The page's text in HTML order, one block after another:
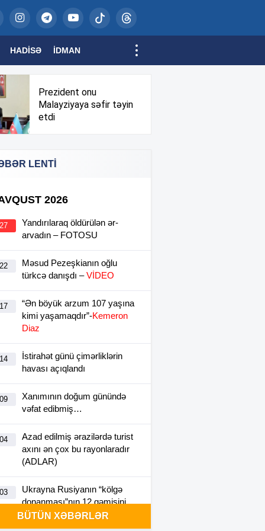
HADISƏ İDMAN
Prezident onu
Malayziyaya səfir təyin
etdi
LENTİ
2026
Yandırılaraq öldürülən ər-
arvadın – FOTOSU
Məsud Pezeşkianın oğlu
türkcə danışdı –VİDEO
“Ən böyük arzum 107 yaşına
kimi yaşamaqdır”-Kemeron
Diaz
İstirahət günü çimərliklərin
havası açıqlandı
Xanımının doğum günündə
vəfat edibmiş…
Azad edilmiş ərazilərdə turist
axını ən çox bu rayonlaradır
(ADLAR)
Ukrayna Rusiyanın “kölgə
donanması”nın 12 gəmisini
vurdu
BÜTÜN XƏBƏRLƏR